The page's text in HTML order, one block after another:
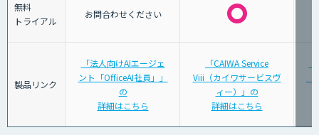
無料
トライアル
お問合わせください
製品リンク
「法人向けAIエージェ
ント「OfficeAI社員」」
の
詳細はこちら
「CAIWA Service
Viii（カイワサービスヴ
ィー）」の
詳細はこちら